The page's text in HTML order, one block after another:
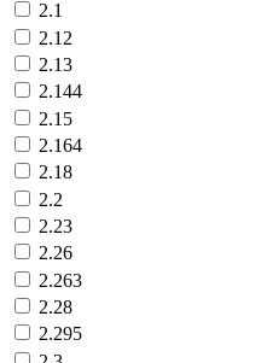
2.1
2.12
2.13
2.144
2.15
2.164
2.18
2.2
2.23
2.26
2.263
2.28
2.295